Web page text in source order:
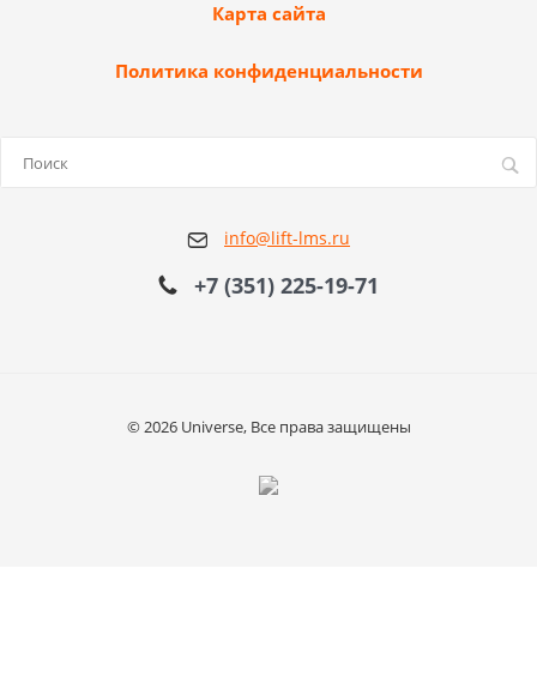
Карта сайта
Политика конфиденциальности
info@lift-lms.ru
+7 (351) 225-19-71
© 2026 Universe, Все права защищены